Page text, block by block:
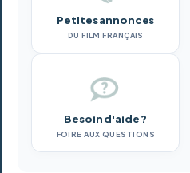
Petites annonces
DU FILM FRANÇAIS
Besoin d'aide ?
FOIRE AUX QUESTIONS